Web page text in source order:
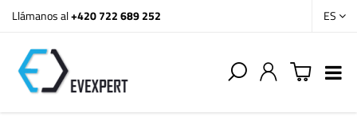
Llámanos al+420 722 689 252 ES